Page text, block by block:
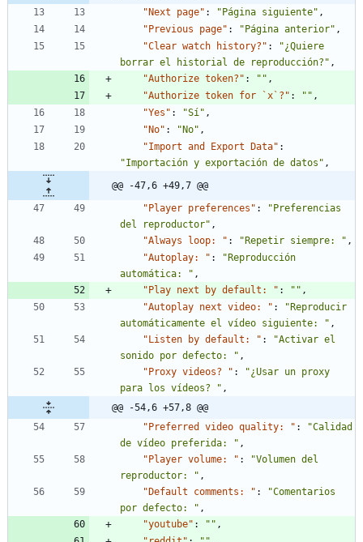
"Next page" : "Página siguiente" ,
"Previous page" : "Página anterior" ,
"Clear watch history?" :
"¿Quiere
borrar el historial de reproducción?" ,
"Authorize token?" : "" ,
"Authorize token for `x`?" : "" ,
"Yes" : "Sí" ,
"No" : "No" ,
"Import and Export Data" :
"Importación y exportación de datos" ,
@@ -47,6 +49,7 @@
"Player preferences" :
"Preferencias
del reproductor" ,
"Always loop: " : "Repetir siempre: " ,
"Autoplay: " :
"Reproducción
automática: " ,
"Play next by default: " : "" ,
"Autoplay next video: " :
"Reproducir
automáticamente el vídeo siguiente: " ,
"Listen by default: " :
"Activar el
sonido por defecto: " ,
"Proxy videos? " :
"¿Usar un proxy
para los vídeos? " ,
@@ -54,6 +57,8 @@
"Preferred video quality: " :
"Calidad
de vídeo preferida: " ,
"Player volume: " :
"Volumen del
reproductor: " ,
"Default comments: " :
"Comentarios
por defecto: " ,
"youtube" : "" ,